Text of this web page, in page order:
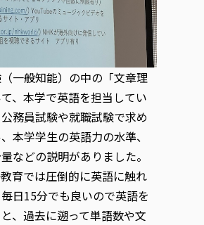
一般知能）の中の「文章理
、本学で英語を担当してい
務員試験や就職試験で求め
本学学生の英語力の水準、
などの説明がありました。
育では圧倒的に英語に触れ
日15分でも良いので英語を
、過去に遡って単語数や文